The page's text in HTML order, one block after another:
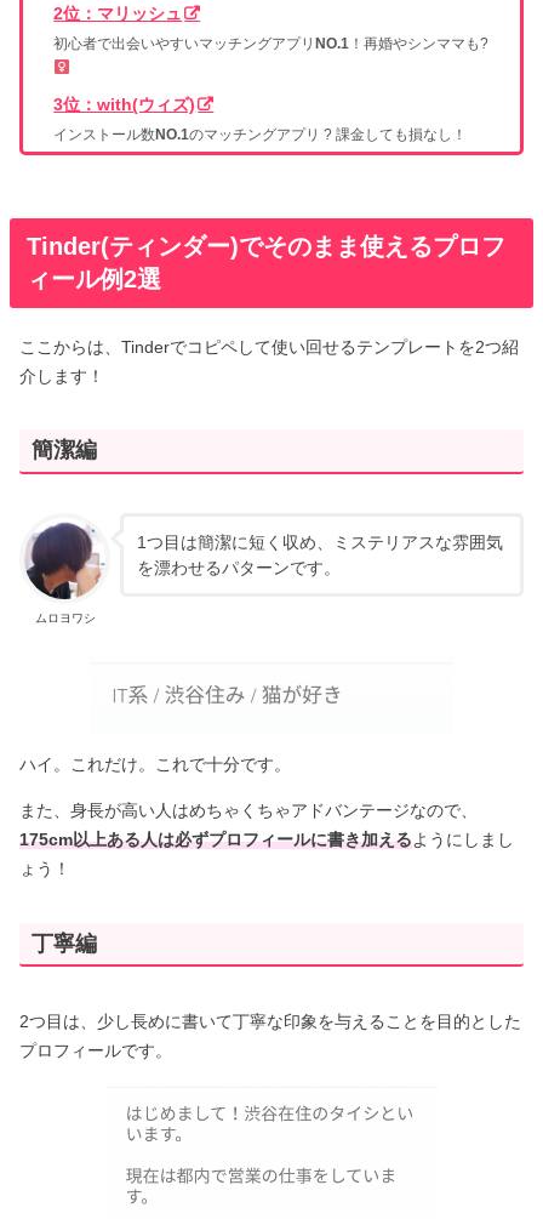
2位：マリッシュ
初心者で出会いやすいマッチングアプリ NO.1 ！再婚やシンママも?‍
3位：with(ウィズ)
インストール数NO.1のマッチングアプリ ? 課金しても損なし！
Tinder(ティンダー)でそのまま使えるプロフ
ィール例2選
ここからは、Tinderでコピペして使い回せるテンプレートを2つ紹
介します！
簡潔編
ムロヨワシ
1つ目は簡潔に短く収め、ミステリアスな雰囲気
を漂わせるパターンです。
ハイ。これだけ。これで十分です。
また、身長が高い人はめちゃくちゃアドバンテージなので、
175cm以上ある人は必ずプロフィールに書き加えるようにしまし
ょう！
丁寧編
2つ目は、少し長めに書いて丁寧な印象を与えることを目的とした
プロフィールです。